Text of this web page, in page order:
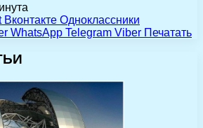
Вконтакте Одноклассники
WhatsApp Telegram Viber Печатать